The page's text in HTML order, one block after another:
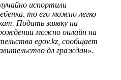
испортили
то его можно легко
Подать заявку на
можно онлайн на
egov.kz, сообщает
дл граждан».